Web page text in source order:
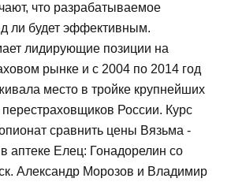
что разрабатываемое
ли будет эффективным.
лидирующие позиции на
рынке и с 2004 по 2014 год
место в тройке крупнейших
России. Курс
сравнить цены Вязьма -
аптеке Елец: Гонадорелин со
Александр Морозов и Владимир